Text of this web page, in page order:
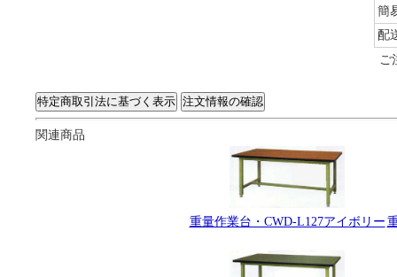
簡
配
ご
関連商品
重量作業台・CWD-L127アイボリー